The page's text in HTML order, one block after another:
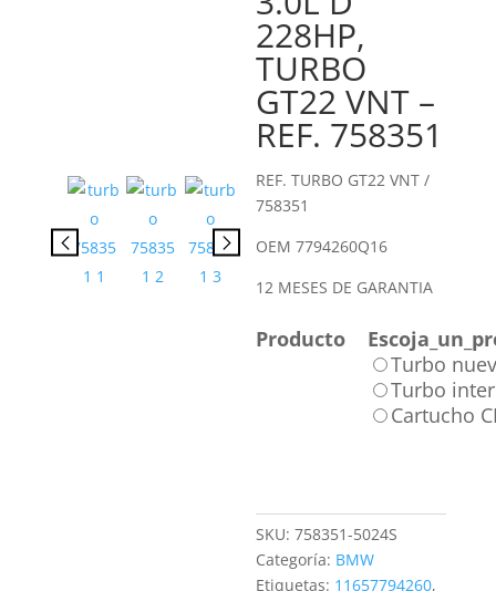
228HP,
TURBO
GT22 VNT –
REF. 758351
REF. TURBO GT22 VNT /
758351
OEM 7794260Q16
12 MESES DE GARANTIA
Producto
Turbo
Turbo
Cartucho
SKU:758351-5024S
Categoría: BMW
Etiquetas: 11657794260,